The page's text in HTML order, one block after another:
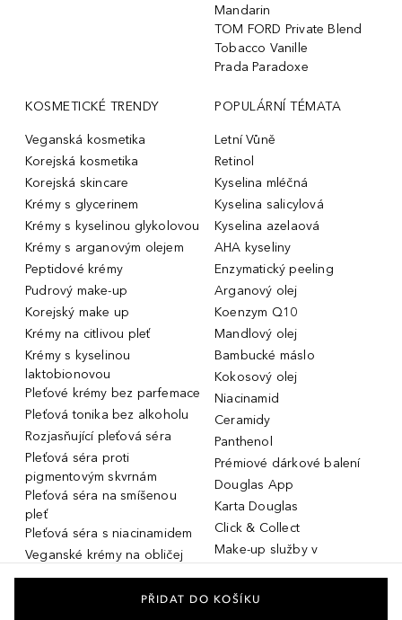
Mandarin
TOM FORD Private Blend
Tobacco Vanille
Prada Paradoxe
KOSMETICKÉ TRENDY
Veganská kosmetika
Korejská kosmetika
Korejská skincare
Krémy s glycerinem
Krémy s kyselinou glykolovou
Krémy s arganovým olejem
Peptidové krémy
Pudrový make-up
Korejský make up
Krémy na citlivou pleť
Krémy s kyselinou
laktobionovou
Pleťové krémy bez parfemace
Pleťová tonika bez alkoholu
Rozjasňující pleťová séra
Pleťová séra proti
pigmentovým skvrnám
Pleťová séra na smíšenou
pleť
Pleťová séra s niacinamidem
Veganské krémy na obličej
Miniatury parfémů, cestovní
POPULÁRNÍ TÉMATA
Letní Vůně
Retinol
Kyselina mléčná
Kyselina salicylová
Kyselina azelaová
AHA kyseliny
Enzymatický peeling
Arganový olej
Koenzym Q10
Mandlový olej
Bambucké máslo
Kokosový olej
Niacinamid
Ceramidy
Panthenol
Prémiové dárkové balení
Douglas App
Karta Douglas
Click & Collect
Make-up služby v
parfumeriích Douglas
PŘIDAT DO KOŠÍKU